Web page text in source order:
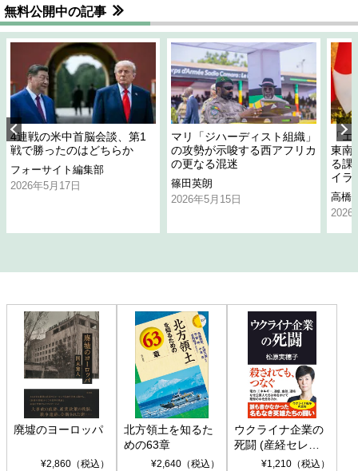
無料公開中の記事
4連戦の米中首脳会談、第1
戦で勝ったのはどちらか
フォーサイト編集部
2026年5月17日
マリ「ジハーディスト組織」
の攻勢が示唆する西アフリカ
の更なる混迷
篠田英朗
2026年5月15日
「
東南
る課
イラ
高橋
2026
廃墟のヨーロッパ
¥2,860（税込）
北方領土を知るた
めの63章
¥2,640（税込）
ウクライナ企業の
死闘 (産経セレク
ト S 039)¥1,210（税込）